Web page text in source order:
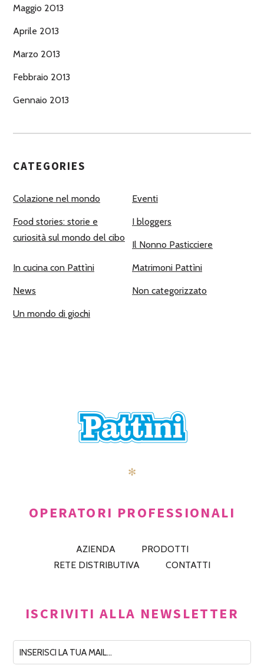
Maggio 2013
Aprile 2013
Marzo 2013
Febbraio 2013
Gennaio 2013
CATEGORIES
Colazione nel mondo Eventi
Food stories: storie e
curiosità sul mondo del cibo
I bloggers
Il Nonno Pasticciere
In cucina con Pattìni Matrimoni Pattìni
News Non categorizzato
Un mondo di giochi
✻
OPERATORI PROFESSIONALI
AZIENDA
PRODOTTI
RETE DISTRIBUTIVA
CONTATTI
ISCRIVITI ALLA NEWSLETTER